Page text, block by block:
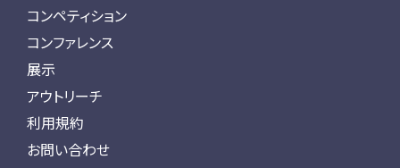
コンペティション
コンファレンス
展示
アウトリーチ
利用規約
お問い合わせ